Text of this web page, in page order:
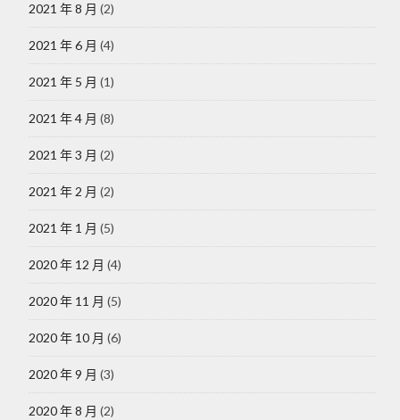
2021 年 8 月 (2)
2021 年 6 月 (4)
2021 年 5 月 (1)
2021 年 4 月 (8)
2021 年 3 月 (2)
2021 年 2 月 (2)
2021 年 1 月 (5)
2020 年 12 月 (4)
2020 年 11 月 (5)
2020 年 10 月 (6)
2020 年 9 月 (3)
2020 年 8 月 (2)